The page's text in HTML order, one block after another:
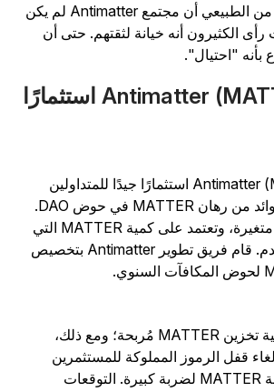
وقاموا بفتح الرموز. من الطبيعي أن مجتمع Antimatter لم يكن
الكثيرون أنه خيانة لثقتهم. حتى أن
"احتيال".
هل يعد Antimatter (MATTER) استثمارًا
قد يكون Antimatter (MATTER) استثمارًا جيدًا للمتداولين
المهتمين بكسب العوائد من رهان MATTER في حوض DAO.
نسبة العائد السنوي متغيرة، وتعتمد على كمية MATTER التي
يراهن عليها المستخدم. قام فريق تطوير Antimatter بتخصيص
يحتمل أن تكون عملية تخزين MATTER مُربحة؛ ومع ذلك،
قفل الرموز المملوكة للمستثمرين
الأوائل، تعرضت قيمة MATTER لضربة كبيرة. التوقعات